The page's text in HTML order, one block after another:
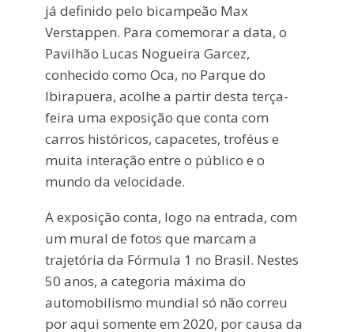
já definido pelo bicampeão Max
Verstappen. Para comemorar a data, o
Pavilhão Lucas Nogueira Garcez,
conhecido como Oca, no Parque do
Ibirapuera, acolhe a partir desta terça-
feira uma exposição que conta com
carros históricos, capacetes, troféus e
muita interação entre o público e o
mundo da velocidade.
A exposição conta, logo na entrada, com
um mural de fotos que marcam a
trajetória da Fórmula 1 no Brasil. Nestes
50 anos, a categoria máxima do
automobilismo mundial só não correu
por aqui somente em 2020, por causa da